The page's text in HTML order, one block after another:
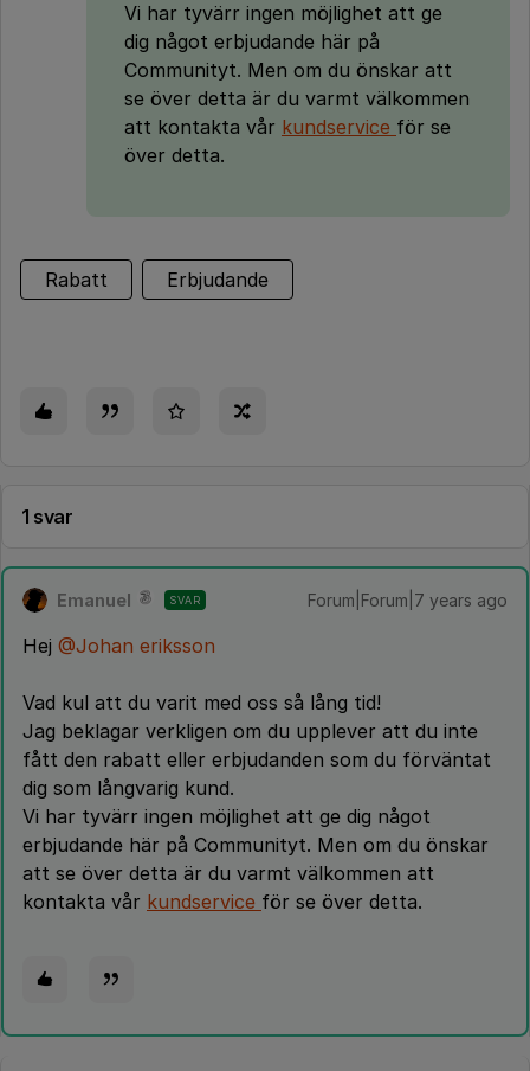
Vi har tyvärr ingen möjlighet att ge
dig något erbjudande här på
Communityt. Men om du önskar att
se över detta är du varmt välkommen
att kontakta vår kundservice för se
över detta.
Rabatt Erbjudande
1 svar
Emanuel SVAR Forum|Forum|7 years ago
Hej @Johan eriksson
Vad kul att du varit med oss så lång tid!
Jag beklagar verkligen om du upplever att du inte
fått den rabatt eller erbjudanden som du förväntat
dig som långvarig kund.
Vi har tyvärr ingen möjlighet att ge dig något
erbjudande här på Communityt. Men om du önskar
att se över detta är du varmt välkommen att
kontakta vår kundservice för se över detta.